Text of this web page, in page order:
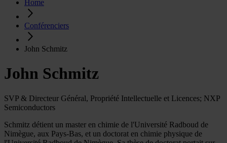
Home
Conférenciers
John Schmitz
John Schmitz
SVP & Directeur Général, Propriété Intellectuelle et Licences; NXP
Semiconductors
Schmitz détient un master en chimie de l'Université Radboud de
Nimègue, aux Pays-Bas, et un doctorat en chimie physique de